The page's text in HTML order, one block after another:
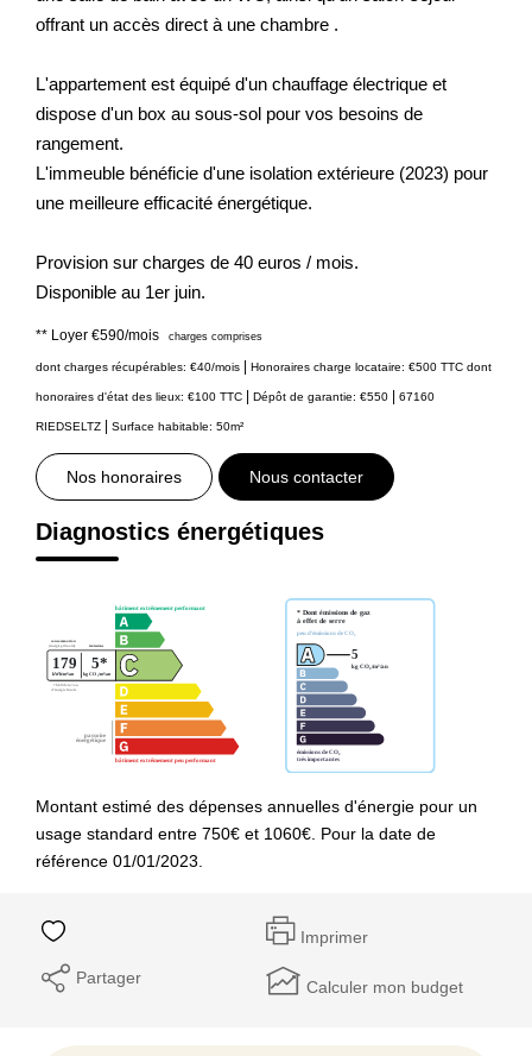
offrant un accès direct à une chambre .
L'appartement est équipé d'un chauffage électrique et
dispose d'un box au sous-sol pour vos besoins de
rangement.
L'immeuble bénéficie d'une isolation extérieure (2023) pour
une meilleure efficacité énergétique.
Provision sur charges de 40 euros / mois.
Disponible au 1er juin.
** Loyer €590/mois charges comprises
dont charges récupérables: €40/mois | Honoraires charge locataire: €500 TTC dont
honoraires d'état des lieux: €100 TTC | Dépôt de garantie: €550 | 67160
RIEDSELTZ | Surface habitable: 50m²
Nos honoraires Nous contacter
Diagnostics énergétiques
Montant estimé des dépenses annuelles d'énergie pour un
usage standard entre 750€ et 1060€. Pour la date de
référence 01/01/2023.
Imprimer
Partager Calculer mon budget